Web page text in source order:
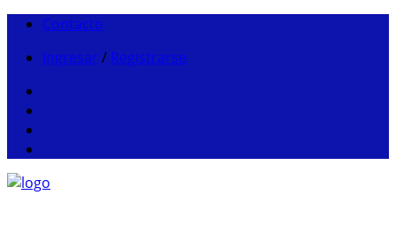
Contacto
Ingresar / Registrarse